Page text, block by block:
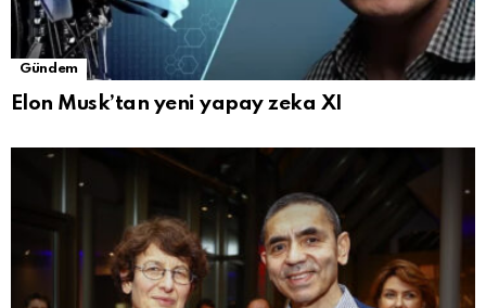
Gündem
Elon Musk’tan yeni yapay zeka XI